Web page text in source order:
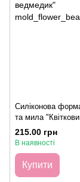
Силіконова
та мила
ведмедик", S - 6см
215.00 грн
В наявності
Купити